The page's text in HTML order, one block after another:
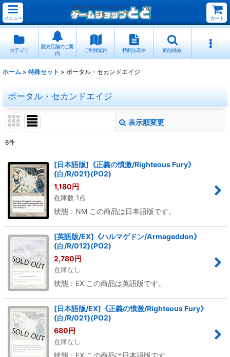
メニュー カート
カテゴリ
販売店舗のご案
内
ご利用案内 特商法表示 商品検索
ホーム > 特殊セット > ポータル・セカンドエイジ
ポータル・セカンドエイジ
表示順変更
並び順:
絞り込む
8件
[日本語版]《正義の憤激/Righteous Fury》
{白/R/021}(PO2)
1,180円
在庫数 1点
状態：NM この商品は日本語版です。
[英語版/EX]《ハルマゲドン/Armageddon》
{白/R/012}(PO2)
2,780円
在庫なし
状態：EX この商品は英語版です。
[日本語版/EX]《正義の憤激/Righteous Fury》
{白/R/021}(PO2)
680円
在庫なし
状態：EX この商品は日本語版です。